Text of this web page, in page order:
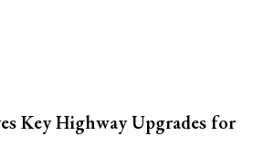
Key Highway Upgrades for